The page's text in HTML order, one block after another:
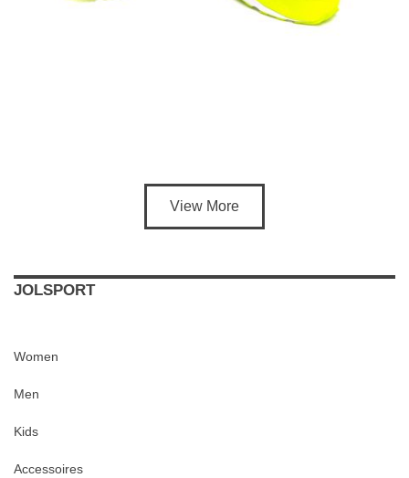
View More
JOLSPORT
Women
Men
Kids
Accessoires